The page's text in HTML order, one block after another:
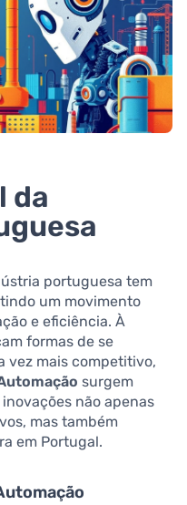
da
portuguesa tem
um movimento
e eficiência. À
formas de se
vez mais competitivo,
surgem
não apenas
mas também
em Portugal.